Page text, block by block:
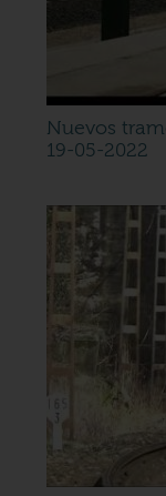
Nuevos
19-05-2022